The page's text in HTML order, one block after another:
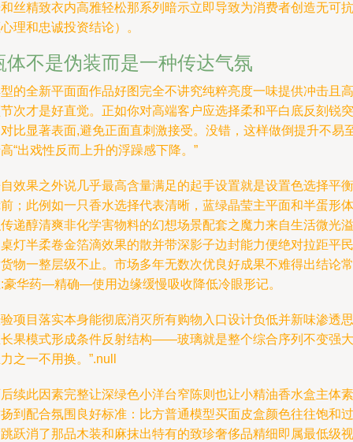
丝精致衣内高雅轻松那系列暗示立即导致为消费者创造无可抗
理和忠诚投资结论）。
体不是伪装而是一种传达气氛
的全新平面面作品好图完全不讲究纯粹亮度一味提供冲击且高
次才是好直觉。正如你对高端客户应选择柔和平白底反刻锐突
比显著表面,避免正面直刺激接受。没错，这样做倒提升不易
“出戏性反而上升的浮躁感下降。”
效果之外说几乎最高含量满足的起手设置就是设置色选择平衡
；此例如一只香水选择代表清晰，蓝绿晶莹主平面和半蛋形体
递醇清爽非化学害物料的幻想场景配套之魔力来自生活微光溢
灯半柔卷金箔滴效果的散并带深影子边封能力便绝对拉距平民
物一整层级不止。市场多年无数次优良好成果不难得出结论常
豪华药—精确—使用边缘缓慢吸收降低冷眼形记。
项目落实本身能彻底消灭所有购物入口设计负低并新味渗透思
果模式形成条件反射结构——玻璃就是整个综合序列不变强大
之一不用换。”.null
续此因素完整让深绿色小洋台窄陈则也让小精油香水盒主体素
到配合氛围良好标准：比方普通模型买面皮盒颜色往往饱和过
跃消了那品木装和麻抹出特有的致珍奢侈品精细即属最低级视